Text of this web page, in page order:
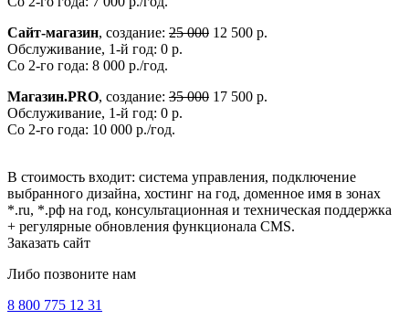
Сайт-магазин, создание: 25 000 12 500 р.
Обслуживание, 1-й год: 0 р.
Со 2-го года: 8 000 р./год.
Магазин.PRO, создание: 35 000 17 500 р.
Обслуживание, 1-й год: 0 р.
Со 2-го года: 10 000 р./год.
В стоимость входит: система управления, подключение
выбранного дизайна, хостинг на год, доменное имя в зонах
*.ru, *.рф на год, консультационная и техническая поддержка
+ регулярные обновления функционала CMS.
Заказать сайт
Либо позвоните нам
8 800 775 12 31